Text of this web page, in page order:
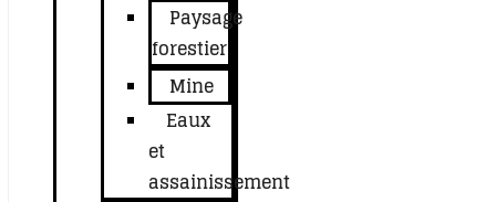
Paysage
forestier
Mine
Eaux
et
assainissement